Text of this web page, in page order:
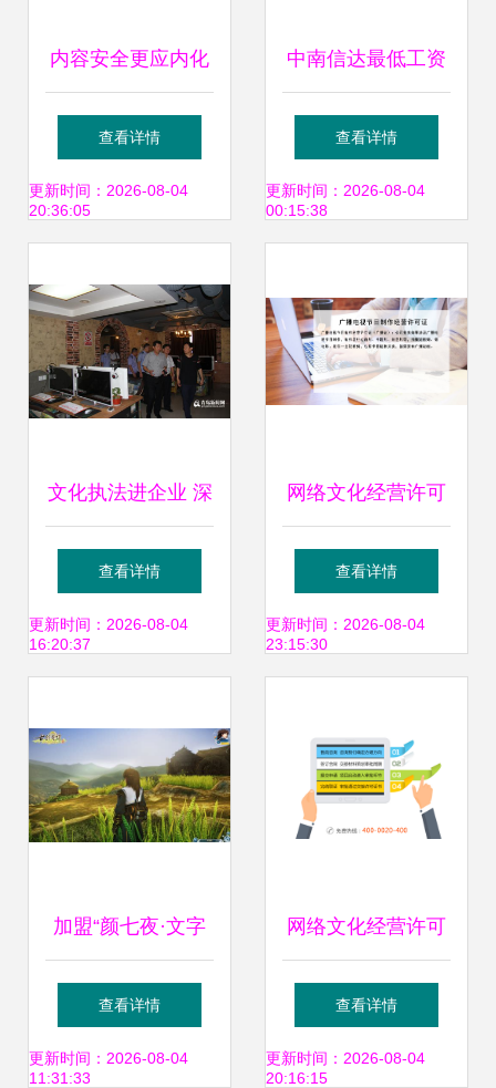
内容安全更应内化
于心
查看详情
更新时间：2026-08-04
20:36:05
中南信达最低工资
上调 你的薪资涨了
多少？揭秘网络文
查看详情
更新时间：2026-08-04
00:15:38
文化执法进企业 深
化网络安全宣传，
护航网络文化经营
查看详情
更新时间：2026-08-04
16:20:37
网络文化经营许可
证的申请流程与适
用范围详解
查看详情
更新时间：2026-08-04
23:15:30
加盟“颜七夜·文字
修仙·怀旧石
器”（0.1折扣版）
查看详情
更新时间：2026-08-04
11:31:33
网络文化经营许可
证办理全解析 诸葛
优服助您快速获批
查看详情
更新时间：2026-08-04
20:16:15